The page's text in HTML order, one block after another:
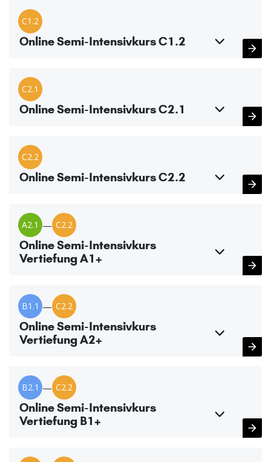
C1.2
Online Semi-Intensivkurs C1.2
C2.1
Online Semi-Intensivkurs C2.1
C2.2
Online Semi-Intensivkurs C2.2
A2.1 — C2.2
Online Semi-Intensivkurs
Vertiefung A1+
B1.1 — C2.2
Online Semi-Intensivkurs
Vertiefung A2+
B2.1 — C2.2
Online Semi-Intensivkurs
Vertiefung B1+